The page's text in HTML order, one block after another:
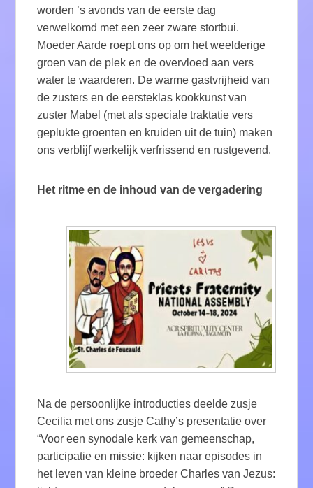
worden ’s avonds van de eerste dag
verwelkomd met een zeer zware stortbui.
Moeder Aarde roept ons op om het weelderige
groen van de plek en de overvloed aan vers
water te waarderen. De warme gastvrijheid van
de zusters en de eersteklas kookkunst van
zuster Mabel (met als speciale traktatie vers
geplukte groenten en kruiden uit de tuin) maken
ons verblijf werkelijk verfrissend en rustgevend.
Het ritme en de inhoud van de vergadering
Na de persoonlijke introducties deelde zusje
Cecilia met ons zusje Cathy’s presentatie over
“Voor een synodale kerk van gemeenschap,
participatie en missie: kijken naar episodes in
het leven van kleine broeder Charles van Jezus: